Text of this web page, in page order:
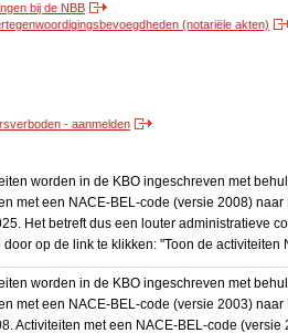
bij de NBB
(notariële akten)
- aanmelden
worden in de KBO ingeschreven met
met een NACE-BEL-code (versie 2008)
Het betreft dus een louter administratieve
door op de link te klikken: "Toon de activiteiten
worden in de KBO ingeschreven met
met een NACE-BEL-code (versie 2003)
Activiteiten met een NACE-BEL-code